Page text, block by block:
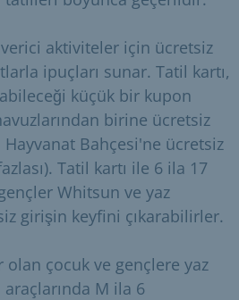
aktiviteler için ücretsiz
ipuçları sunar. Tatil kartı,
küçük bir kupon
birine ücretsiz
Bahçesi'ne ücretsiz
Tatil kartı ile 6 ila 17
Whitsun ve yaz
girişin keyfini çıkarabilirler.
olan çocuk ve gençlere yaz
M ila 6